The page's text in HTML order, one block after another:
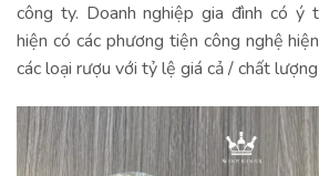
công ty. Doanh nghiệp gia đình có ý
hiện có các phương tiện công nghệ
các loại rượu với tỷ lệ giá cả / chất